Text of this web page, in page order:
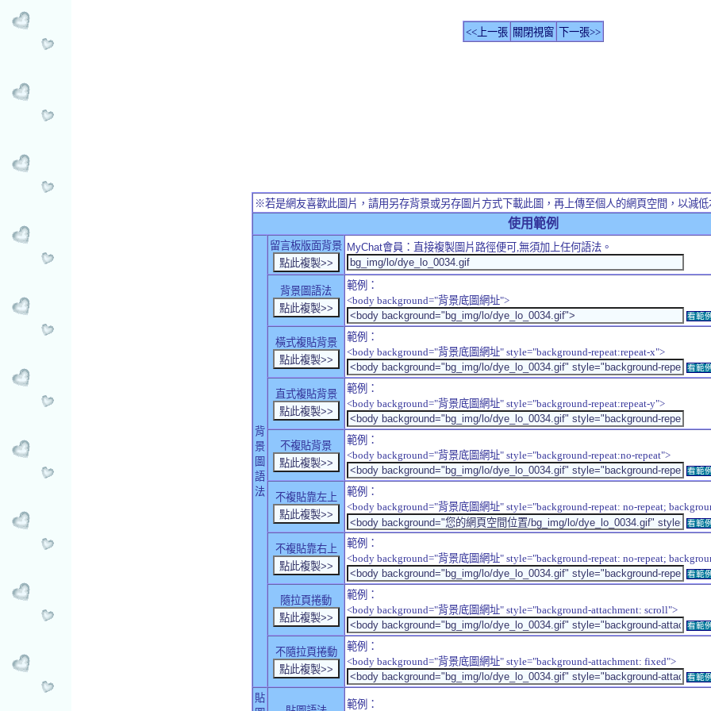
<<上一張 關閉視窗 下一張>>
※若是網友喜歡此圖片，請用另存背景或另存圖片方式下載此圖，再上傳至個人的網頁空間，以減低
使用範例
背
景
圖
語
法
留言板版面背景 MyChat會員：直接複製圖片路徑便可,無須加上任何語法。
背景圖語法
範例：
<body background="背景底圖網址">
看範例
橫式複貼背景
範例：
<body background="背景底圖網址" style="background-repeat:repeat-x">
看範例
直式複貼背景
範例：
<body background="背景底圖網址" style="background-repeat:repeat-y">
不複貼背景
範例：
<body background="背景底圖網址" style="background-repeat:no-repeat">
看範例
不複貼靠左上
範例：
<body background="背景底圖網址" style="background-repeat: no-repeat;
看範例
不複貼靠右上
範例：
<body background="背景底圖網址" style="background-repeat: no-repeat;
看範例
隨拉頁捲動
範例：
<body background="背景底圖網址" style="background-attachment: scroll">
看範例
不隨拉頁捲動
範例：
<body background="背景底圖網址" style="background-attachment: fixed">
看範例
貼
範例：